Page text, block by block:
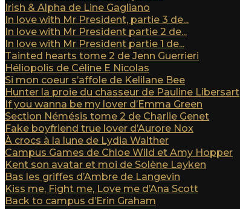
Irish & Alpha de Line Gagliano
In love with Mr President, partie 3 de...
In love with Mr President partie 2 de...
In love with Mr President partie 1 de...
Tainted hearts tome 2 de Jenn Guerrieri
Héliopolis de Céline E Nicolas
Si mon coeur s’affole de Kelilane Bee
Hunter la proie du chasseur de Pauline Libersart
If you wanna be my lover d’Emma Green
Section Némésis tome 2 de Charlie Genet
Fake boyfriend true lover d’Aurore Nox
À crocs à la lune de Lydia Walther
Campus Games de Chloe Wild et Amy Hopper
Kent son avatar et moi de Solène Layken
Bas les griffes d’Ambre de Langevin
Kiss me, Fight me, Love me d’Ana Scott
Back to campus d’Erin Graham